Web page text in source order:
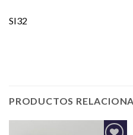
SI32
PRODUCTOS